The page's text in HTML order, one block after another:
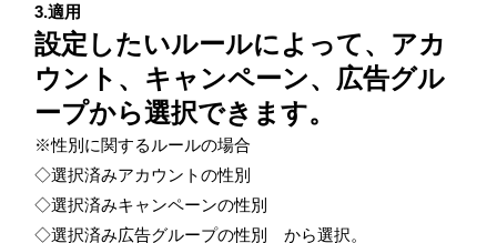
3.適用
設定したいルールによって、アカ
ウント、キャンペーン、広告グル
ープから選択できます。
※性別に関するルールの場合
◇選択済みアカウントの性別
◇選択済みキャンペーンの性別
◇選択済み広告グループの性別 から選択。